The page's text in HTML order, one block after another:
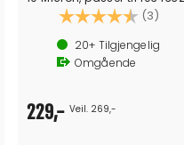
Karakter: (3)
20+ Tilgjengelig
Omgående
229,- Veil. 269,-